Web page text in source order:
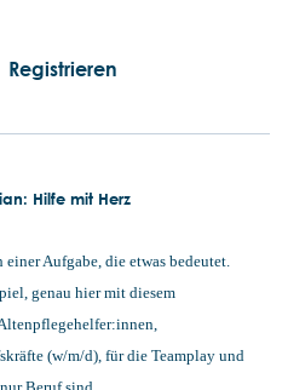
Registrieren
Hilfe mit Herz
Aufgabe, die etwas bedeutet.
genau hier mit diesem
(w/m/d), für die Teamplay und